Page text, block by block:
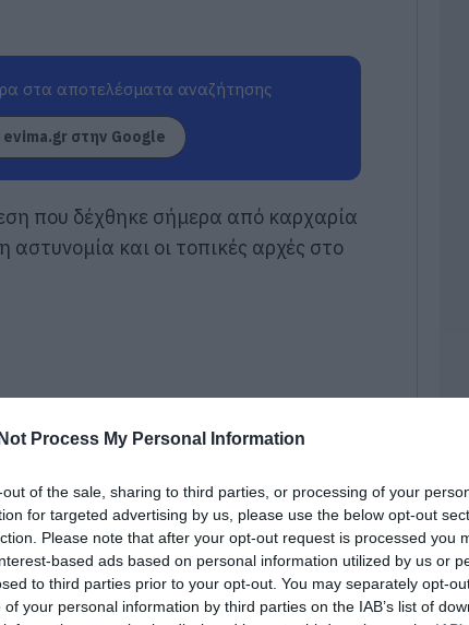
Process My Personal Information
of the sale, sharing to third parties, or processing of your
for targeted advertising by us, please use the below opt-out
Please note that after your opt-out request is processed you
based ads based on personal information utilized by us or
to third parties prior to your opt-out. You may separately opt-
your personal information by third parties on the IAB’s list of
στα αποτελέσματα αναζήτησης
στην Google
που δέχθηκε σήμερα από καρχαρία
αστυνομία και οι τοπικές αρχές στο
ο
σε